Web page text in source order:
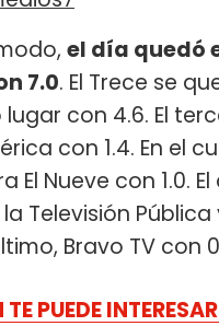
el día quedó
7.0. El Trece se
con 4.6. El
con 1.4. En el
El Nueve con 1.0.
Televisión Pública
Bravo TV con
PUEDE INTERESAR